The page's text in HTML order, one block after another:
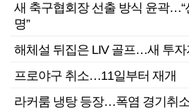
새 축구협회장 선출 방식 윤곽
명”
해체설 뒤집은 LIV 골프…새 투자
프로야구 취소…11일부터 재개
라커룸 냉탕 등장…폭염 경기취